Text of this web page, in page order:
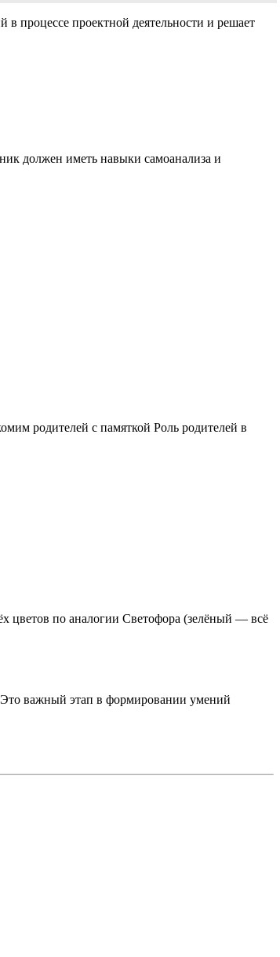
процессе проектной деятельности и решает
должен иметь навыки самоанализа и
родителей с памяткой Роль родителей в
цветов по аналогии Светофора (зелёный — всё
Это важный этап в формировании умений